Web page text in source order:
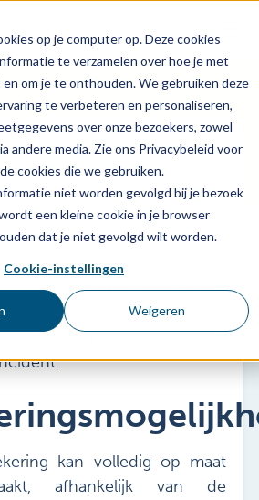
op je computer op. Deze cookies
te verzamelen over hoe je met
om je te onthouden. We gebruiken deze
te verbeteren en personaliseren,
over onze bezoekers, zowel
andere media. Zie ons Privacybeleid voor
cookies die we gebruiken.
niet worden gevolgd bij je bezoek
een kleine cookie in je browser
dat je niet gevolgd wilt worden.
Cookie-instellingen
Weigeren
Risico's
biedt uitgebreide
tegen de gevolgen van
zoals inbraken, datalekken
van digitale schade. In een
steeds vaker doelwit zijn
is het belangrijk om goed
en snel in actie te kunnen
kan volledig op maat
afhankelijk van de